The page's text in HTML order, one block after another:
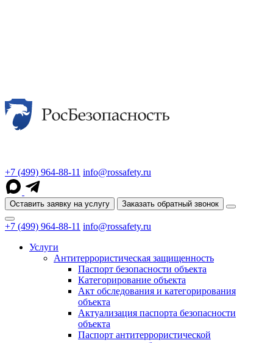
+7 (499) 964-88-11 info@rossafety.ru
Оставить заявку на услугу Заказать обратный звонок
+7 (499) 964-88-11 info@rossafety.ru
Услуги
Антитеррористическая защищенность
Паспорт безопасности объекта
Категорирование объекта
Акт обследования и категорирования
объекта
Актуализация паспорта безопасности
объекта
Паспорт антитеррористической